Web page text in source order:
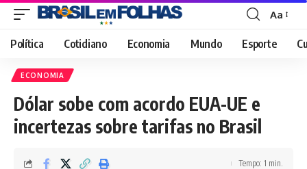
Font
Resizer
Aa
Política Cotidiano Economia Mundo Esporte
ECONOMIA
Dólar sobe com acordo EUA-UE e
incertezas sobre tarifas no Brasil
Tempo: 1 min.